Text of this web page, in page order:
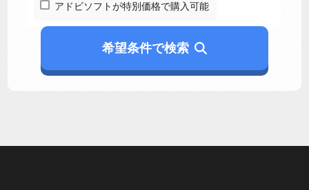
アドビソフトが特別価格で購入可能
希望条件で検索